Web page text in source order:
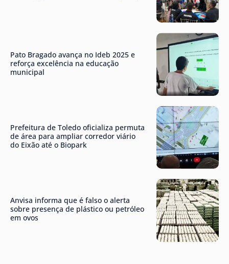
Pato Bragado avança no Ideb 2025 e
reforça excelência na educação
municipal
Prefeitura de Toledo oficializa permuta
de área para ampliar corredor viário
do Eixão até o Biopark
Anvisa informa que é falso o alerta
sobre presença de plástico ou petróleo
em ovos